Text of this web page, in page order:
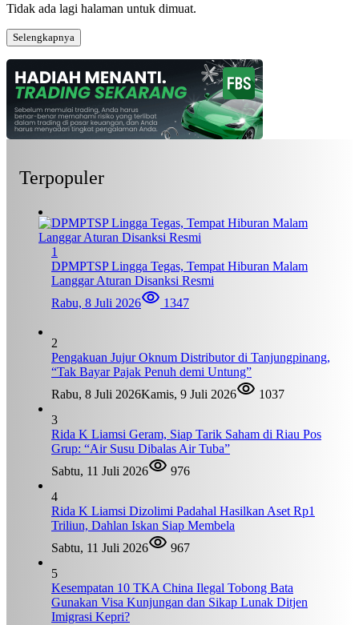
Tidak ada lagi halaman untuk dimuat.
Selengkapnya
Terpopuler
1
DPMPTSP Lingga Tegas, Tempat Hiburan Malam
Langgar Aturan Disanksi Resmi
Rabu, 8 Juli 2026
1347
2
Pengakuan Jujur Oknum Distributor di Tanjungpinang,
“Tak Bayar Pajak Penuh demi Untung”
Rabu, 8 Juli 2026Kamis, 9 Juli 2026
1037
3
Rida K Liamsi Geram, Siap Tarik Saham di Riau Pos
Grup: “Air Susu Dibalas Air Tuba”
Sabtu, 11 Juli 2026
976
4
Rida K Liamsi Dizolimi Padahal Hasilkan Aset Rp1
Triliun, Dahlan Iskan Siap Membela
Sabtu, 11 Juli 2026
967
5
Kesempatan 10 TKA China Ilegal Tobong Bata
Gunakan Visa Kunjungan dan Sikap Lunak Ditjen
Imigrasi Kepri?